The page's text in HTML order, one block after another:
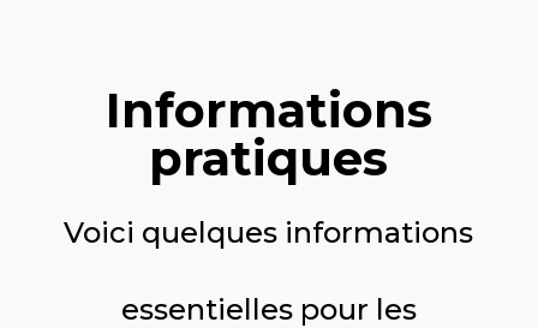
Informations
pratiques
Voici quelques informations
essentielles pour les